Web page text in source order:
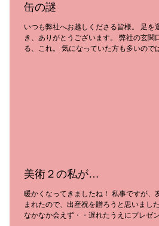
缶の謎
いつも弊社へお越しくださる皆様。 足を
き、ありがとうございます。 弊社の玄関
る、これ。 気になっていた方も多いので
美術２の私が…
暖かくなってきましたね！ 私事ですが、
まれたので、出産祝を贈ろうと思いまし
なかなか会えず・・遅れたうえにプレゼ